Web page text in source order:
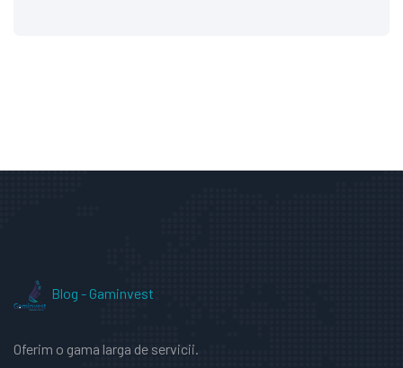
Blog - Gaminvest
Oferim o gama larga de servicii.